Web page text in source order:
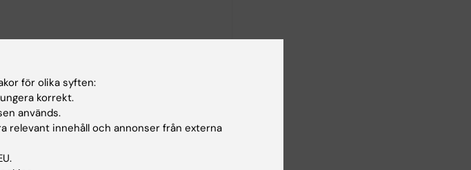
(”big”) databaser, för att från
och sjukdom.
vår förmåga att tidigt
samt att följa hur olika
För att utveckla nätverksmodeller
på bred klinisk karaktäristik
flera lager av -omik data
för olika syften:
korrekt.
används.
relevant innehåll och annonser från externa